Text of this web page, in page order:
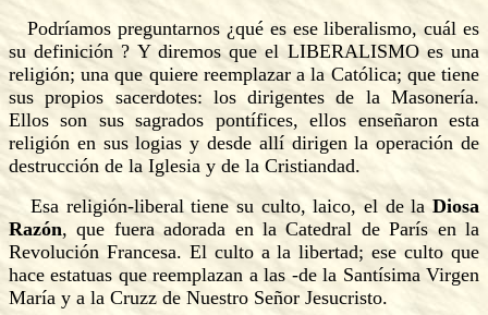
Podríamos preguntarnos ¿qué es ese liberalismo, cuál es
su definición ? Y diremos que el LIBERALISMO es una
religión; una que quiere reemplazar a la Católica; que tiene
sus propios sacerdotes: los dirigentes de la Masonería.
Ellos son sus sagrados pontífices, ellos enseñaron esta
religión en sus logias y desde allí dirigen la operación de
destrucción de la Iglesia y de la Cristiandad.
Esa religión-liberal tiene su culto, laico, el de la Diosa
Razón, que fuera adorada en la Catedral de París en la
Revolución Francesa. El culto a la libertad; ese culto que
hace estatuas que reemplazan a las -de la Santísima Virgen
María y a la Cruzz de Nuestro Señor Jesucristo.